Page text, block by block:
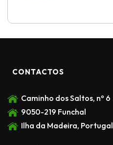
CONTACTOS
Caminho dos Saltos, nº 6
9050-219 Funchal
Ilha da Madeira, Portugal